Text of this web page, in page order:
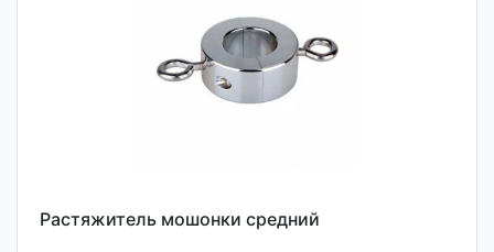
Растяжитель мошонки средний